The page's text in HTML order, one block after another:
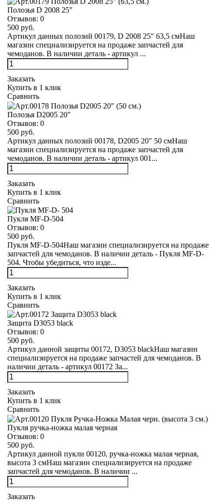
Полозья D 2008 25"
Отзывов: 0
500 руб.
Артикул данных полозий 00179, D 2008 25" 63,5 смНаш
магазин специализируется на продаже запчастей для
чемоданов. В наличии деталь - артикул ...
Заказать
Купить в 1 клик
Сравнить
Полозья D2005 20"
Отзывов: 0
500 руб.
Артикул данных полозий 00178, D2005 20" 50 смНаш
магазин специализируется на продаже запчастей для
чемоданов. В наличии деталь - артикул 001...
Заказать
Купить в 1 клик
Сравнить
Пукля MF-D-504
Отзывов: 0
500 руб.
Пукля MF-D-504Наш магазин специализируется на продаже
запчастей для чемоданов. В наличии деталь - Пукля MF-D-
504. Чтобы убедиться, что изде...
Заказать
Купить в 1 клик
Сравнить
Защита D3053 black
Отзывов: 0
500 руб.
Артикул данной защиты 00172, D3053 blackНаш магазин
специализируется на продаже запчастей для чемоданов. В
наличии деталь - артикул 00172 За...
Заказать
Купить в 1 клик
Сравнить
Пукля ручка-ножка малая черная
Отзывов: 0
500 руб.
Артикул данной пукли 00120, ручка-ножка малая черная,
высота 3 смНаш магазин специализируется на продаже
запчастей для чемоданов. В наличии ...
Заказать